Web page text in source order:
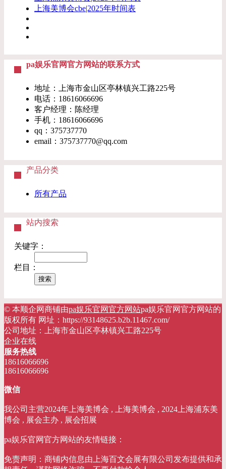
上海美博会cbe|2025年时间表
pa娱乐官网官方网站的联系方式
地址：上海市金山区亭林镇兴工路225号
电话： 18616066696
客户经理：陈经理
手机： 18616066696
qq：375737770
email： 375737770@qq.com
产品分类
所有产品
站内搜索
关键字：
栏目：
© 本顺企网商铺由pa娱乐官网官方网站pa娱乐官网官方网站的
版权所有 网址：https://93148625.b2b.11467.com/
公司地址：上海市金山区亭林镇兴工路225号
企业在线
服务热线
18616066696
18616066696
微信
我公司主营2024年上海美博会 , 上海美博会 , 2024上海浦东美
博会 , 展会主办 , 展会招展
pa娱乐官网官方网站的友情链接：
免责声明：商铺内信息由上海百文会展有限公司发布提供和承